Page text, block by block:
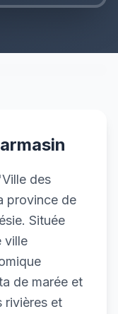
des
province de
Située
ville
de marée et
rivières et